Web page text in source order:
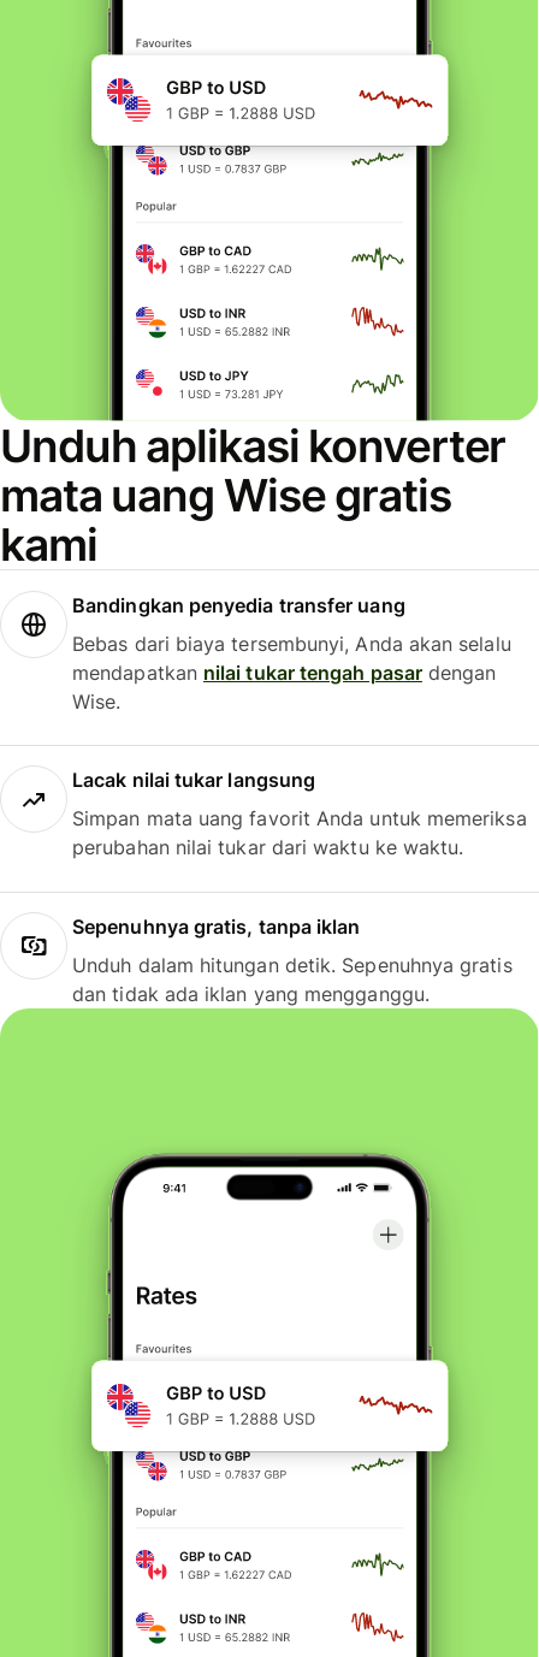
Unduh aplikasi konverter
mata uang Wise gratis
kami
Bandingkan penyedia transfer uang
Bebas dari biaya tersembunyi, Anda akan selalu
mendapatkan nilai tukar tengah pasardengan
Wise.
Lacak nilai tukar langsung
Simpan mata uang favorit Anda untuk memeriksa
perubahan nilai tukar dari waktu ke waktu.
Sepenuhnya gratis, tanpa iklan
Unduh dalam hitungan detik. Sepenuhnya gratis
dan tidak ada iklan yang mengganggu.